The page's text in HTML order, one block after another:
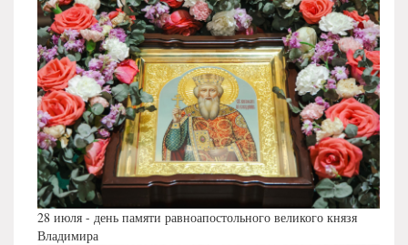
28 июля - день памяти равноапостольного великого князя
Владимира